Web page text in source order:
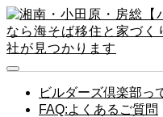
ビルダーズ倶楽部っ
FAQ:よくあるご質問